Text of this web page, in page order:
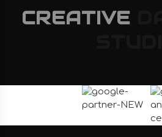
CREATIVE